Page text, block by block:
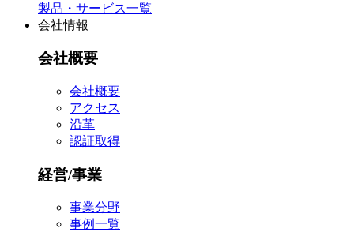
製品・サービス一覧
会社情報
会社概要
会社概要
アクセス
沿革
認証取得
経営/事業
事業分野
事例一覧